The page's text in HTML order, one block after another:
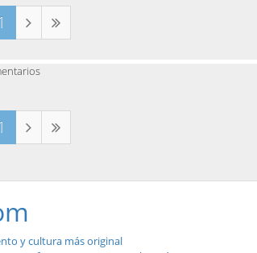
y cultura más original